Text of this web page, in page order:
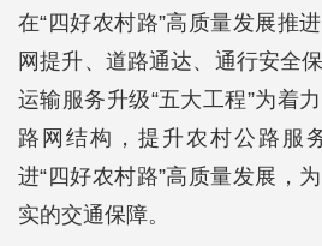
在“四好农村路”高质量发展推
网提升、道路通达、通行安全
运输服务升级“五大工程”为着
路网结构，提升农村公路服
进“四好农村路”高质量发展，
实的交通保障。